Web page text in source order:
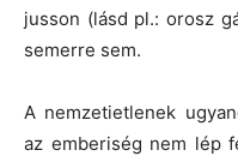
jusson (lásd pl.: orosz
semerre sem.
A nemzetietlenek
az emberiség nem lép